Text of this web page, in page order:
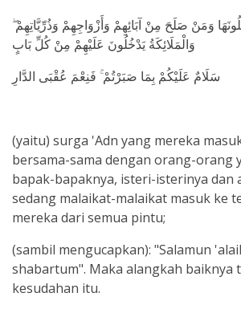
وَمَنْ صَلَحَ مِنْ آبَائِهِمْ وَأَزْوَاجِهِمْ وَذُرِّيَّاتِهِمْ
وَالْمَلَائِكَةُ يَدْخُلُونَ عَلَيْهِمْ مِنْ كُلِّ بَابٍ
سَلَامٌ عَلَيْكُمْ بِمَا صَبَرْتُمْ ۚ فَنِعْمَ عُقْبَى الدَّارِ
(yaitu) surga 'Adn yang mereka
bersama-sama dengan orang-orang
bapak-bapaknya, isteri-isterinya dan
sedang malaikat-malaikat masuk ke
mereka dari semua pintu;
(sambil mengucapkan): "Salamun
shabartum". Maka alangkah baiknya
kesudahan itu.